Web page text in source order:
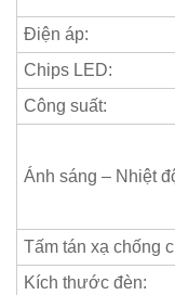
Điện áp:
Chips LED:
Công suất:
Ánh sáng – Nhiệt
Tấm tán xạ chống
Kích thước đèn: